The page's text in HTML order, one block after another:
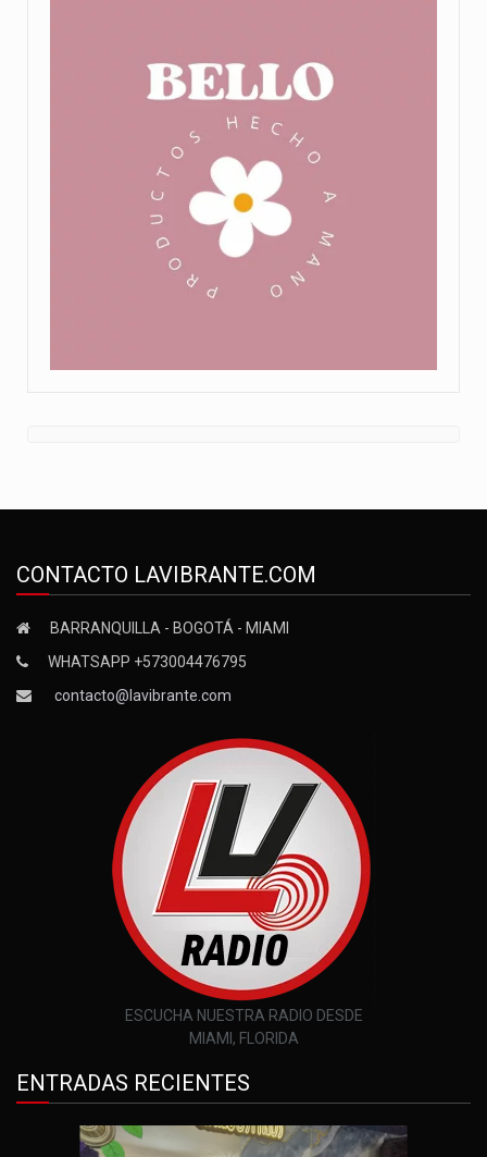
CONTACTO LAVIBRANTE.COM
BARRANQUILLA - BOGOTÁ - MIAMI
WHATSAPP +573004476795
contacto@lavibrante.com
ESCUCHA NUESTRA RADIO DESDE
MIAMI, FLORIDA
ENTRADAS RECIENTES